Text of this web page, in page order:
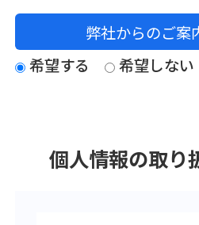
弊社からのご案
希望する 希望しない
個人情報の取り